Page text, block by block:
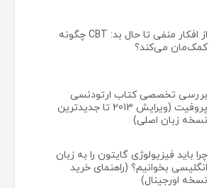
از افکار منفی تا حال بد: CBT چگونه
کمک‌مان می‌کند؟
بررسی تخصصی کتاب ارتودنسی
پروفیت (ویرایش 2013 تا جدیدترین
نسخه زبان اصلی)
چرا باید فیزیولوژی گایتون را به زبان
انگلیسی بخوانیم؟ (راهنمای خرید
نسخه اورجینال)